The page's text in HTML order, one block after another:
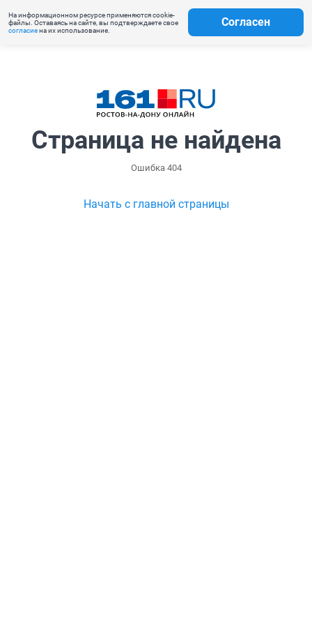
На информационном ресурсе применяются cookie-
файлы. Оставаясь на сайте, вы подтверждаете свое
согласиена их использование.
Согласен
Страница не найдена
Ошибка 404
Начать с главной страницы